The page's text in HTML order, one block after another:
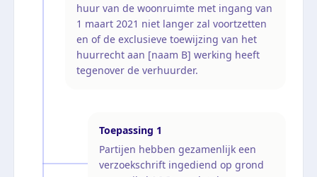
huur van de woonruimte met ingang van
1 maart 2021 niet langer zal voortzetten
en of de exclusieve toewijzing van het
huurrecht aan [naam B] werking heeft
tegenover de verhuurder.
Toepassing 1
Partijen hebben gezamenlijk een
verzoekschrift ingediend op grond